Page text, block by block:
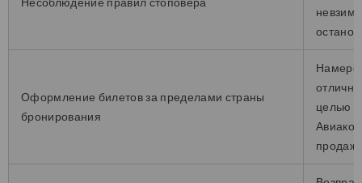
Оформление билетов за пределами страны
бронирования
целью